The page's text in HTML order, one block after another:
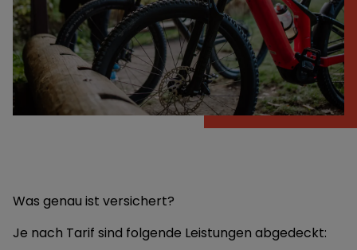
Was genau ist versichert?
Je nach Tarif sind folgende Leistungen abgedeckt: